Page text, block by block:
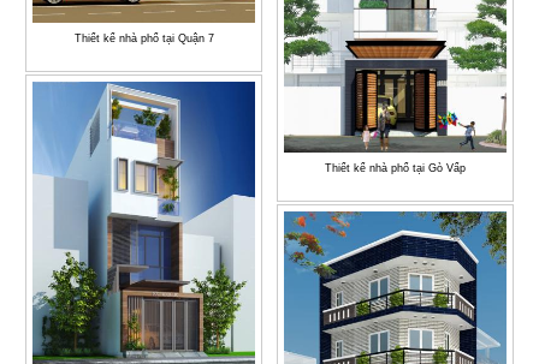
Thiết kế nhà phố tại Quận 7
Thiết kế nhà phố tại Gò Vấp